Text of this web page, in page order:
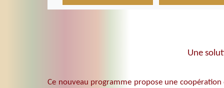
Une
Ce nouveau programme propose une